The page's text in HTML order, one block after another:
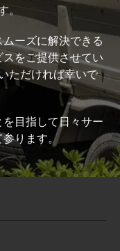
。
ーズに解決できる
をご提供させてい
ただければ幸いで
目指して日々サー
参ります。